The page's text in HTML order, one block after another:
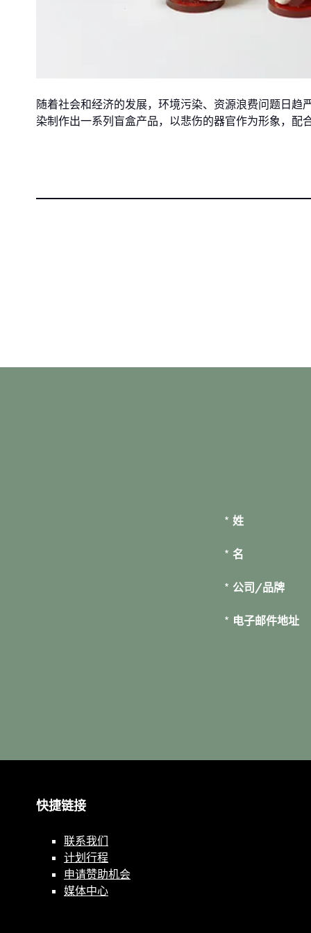
随着社会和经济的发展，环境污染、资源浪费问题日
染制作出一系列盲盒产品，以悲伤的器官作为形象，
* 姓
* 名
* 公司/品牌
* 电子邮件地址
快捷链接
联系我们
计划行程
申请赞助机会
媒体中心